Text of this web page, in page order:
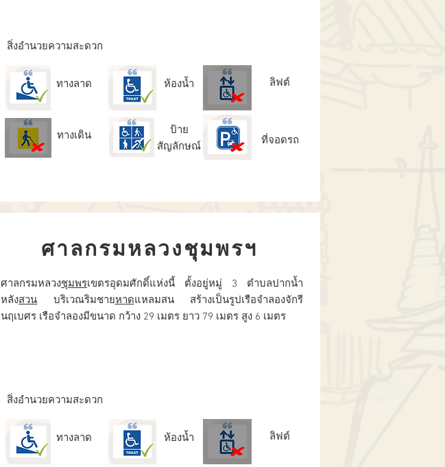
สิ่งอำนวยความสะดวก
ทางลาด ห้องน้ำ
ทางเดิน
ป้าย
สัญลักษณ์
ลิฟต์
ที่จอดรถ
ศาลกรมหลวงชุมพรฯ
ศาลกรมหลวงชุมพรเขตรอุดมศักดิ์แห่งนี้ ตั้งอยู่หมู่ 3 ตำบลปากน้ำ
หลังสวน บริเวณริมชายหาดแหลมสน สร้างเป็นรูปเรือจำลองจักรี
นฤเบศร เรือจำลองมีขนาด กว้าง 29 เมตร ยาว 79 เมตร สูง 6 เมตร
สิ่งอำนวยความสะดวก
ทางลาด ห้องน้ำ ลิฟต์